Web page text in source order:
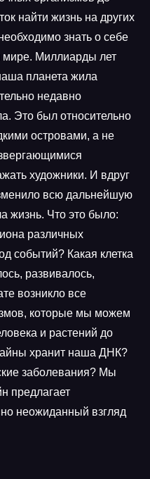
найти жизнь на других
знать о себе
Миллиарды лет
планета жила
недавно
Это был относительно
островами, а не
художники. И вдруг
всю дальнейшую
жизнь. Что это было:
различных
событий? Какая клетка
развивалось,
возникло все
которые мы можем
и растений до
хранит наша ДНК?
заболевания? Мы
предлагает
неожиданный взгляд